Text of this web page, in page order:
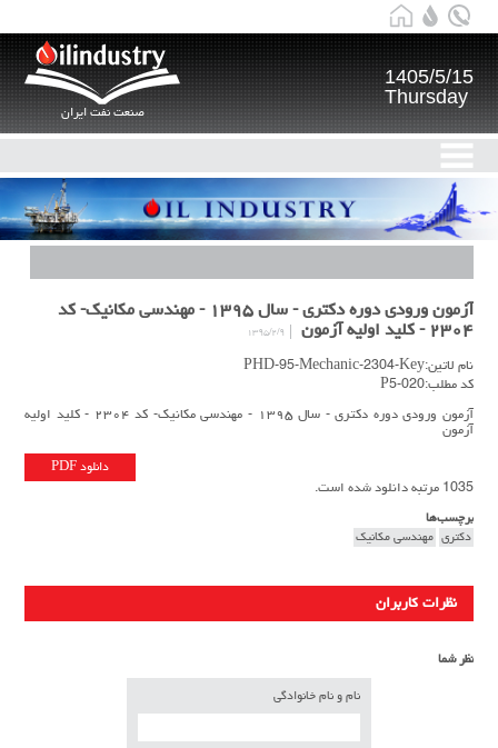
صنعت نفت ایران
1405/5/15
Thursday
آزمون ورودی دوره دکتری - سال ۱۳۹۵ - مهندسی مکانیک- کد
۲۳۰۴ - کلید اولیه آزمون
۱۳۹۵/۲/۹
نام لاتین:PHD-95-Mechanic-2304-Key
کد مطلب:P5-020
آزمون ورودی دوره دکتری - سال ۱۳۹۵ - مهندسی مکانیک- کد ۲۳۰۴ - کلید اولیه
آزمون
دانلود PDF
1035 مرتبه دانلود شده است.
برچسب‌ها
دکتری مهندسی مکانیک
نظرات کاربران
نظر شما
نام و نام خانوادگی